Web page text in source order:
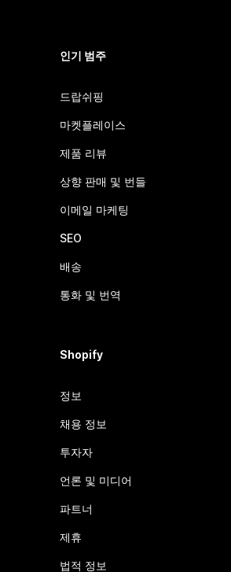
인기 범주
드랍쉬핑
마켓플레이스
제품 리뷰
상향 판매 및 번들
이메일 마케팅
SEO
배송
통화 및 번역
Shopify
정보
채용 정보
투자자
언론 및 미디어
파트너
제휴
법적 정보